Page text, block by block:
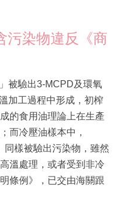
污染物違反《商
被驗出3-MCPD及環氧
加工過程中形成，初榨
的食用油理論上在生產
而冷壓油樣本中，
同樣被驗出污染物，雖然
溫處理，或者受到非冷
條例》，已交由海關跟